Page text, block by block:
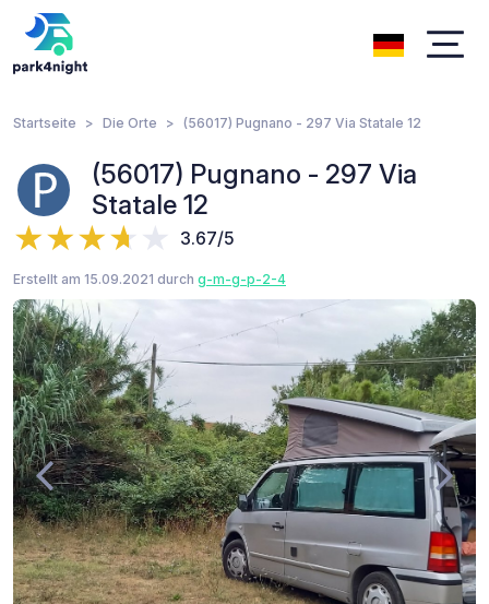
Startseite Die Orte (56017) Pugnano - 297 Via Statale 12
(56017) Pugnano - 297 Via
Statale 12
3.67/5
Erstellt am 15.09.2021 durch g-m-g-p-2-4